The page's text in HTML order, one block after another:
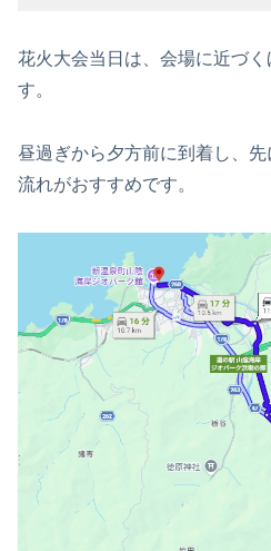
花火大会当日は、会場に近づ
す。
昼過ぎから夕方前に到着し、
流れがおすすめです。